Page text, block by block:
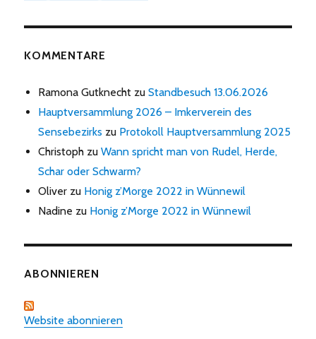
KOMMENTARE
Ramona Gutknecht zuStandbesuch 13.06.2026
Hauptversammlung 2026 – Imkerverein des
Sensebezirks zu Protokoll Hauptversammlung 2025
Christoph zuWann spricht man von Rudel, Herde,
Schar oder Schwarm?
Oliver zu Honig z’Morge 2022 in Wünnewil
Nadine zu Honig z’Morge 2022 in Wünnewil
ABONNIEREN
Website abonnieren